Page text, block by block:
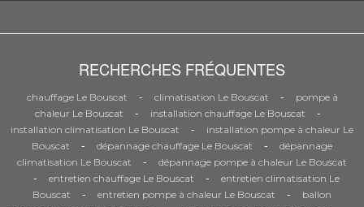
RECHERCHES FRÉQUENTES
chauffage Le Bouscat - climatisation Le Bouscat -
pompe à
chaleur Le Bouscat
- installation chauffage Le Bouscat -
installation climatisation Le Bouscat -
installation pompe à chaleur Le
Bouscat
- dépannage chauffage Le Bouscat -
dépannage
climatisation Le Bouscat
- dépannage pompe à chaleur Le Bouscat
- entretien chauffage Le Bouscat -
entretien climatisation Le
Bouscat
- entretien pompe à chaleur Le Bouscat -
ballon